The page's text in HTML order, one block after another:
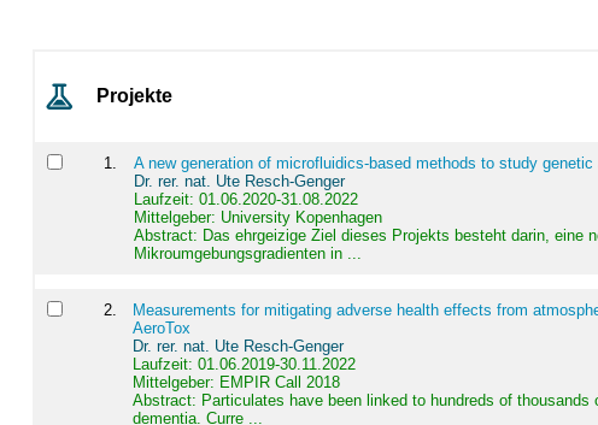
Projekte
1
A new generation of microfluidics-based methods to study
Dr. rer. nat. Ute Resch-Genger
Laufzeit: 01.06.2020-31.08.2022
Mittelgeber: University Kopenhagen
Abstract: Das ehrgeizige Ziel dieses Projekts besteht darin, eine
Mikroumgebungsgradienten in ...
2.
Measurements for mitigating adverse health effects from
AeroTox
Dr. rer. nat. Ute Resch-Genger
Laufzeit: 01.06.2019-30.11.2022
Mittelgeber: EMPIR Call 2018
Abstract: Particulates have been linked to hundreds of
dementia. Curre ...